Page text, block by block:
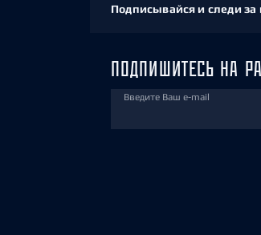
Подписывайся и следи за
ПОДПИШИТЕСЬ НА
Введите Ваш e-mail